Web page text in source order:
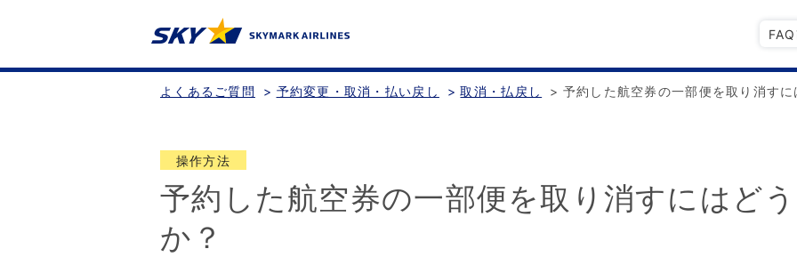
よくあるご質問 > 予約変更・取消・払い戻し > 取消・払戻し > 予約した航空券の一部便を取り消す
操作方法
予約した航空券の一部便を取り消すにはど
か？